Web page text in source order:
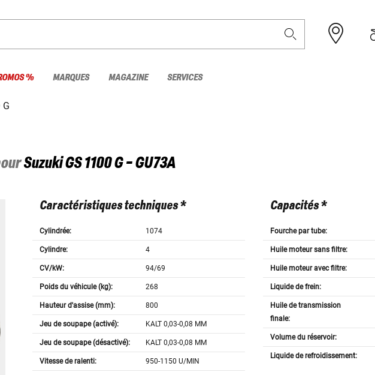
% MARQUES MAGAZINE SERVICES
G
SuzukiGS 1100 G - GU73A
Caractéristiques techniques *
Cylindrée: 1074
Cylindre: 4
CV/kW: 94/69
Poids du véhicule (kg): 268
Hauteur d'assise (mm): 800
Jeu de soupape (activé): KALT 0,03-0,08 MM
Jeu de soupape (désactivé): KALT 0,03-0,08 MM
Vitesse de ralenti: 950-1150 U/MIN
Capacités *
Fourche par tube:
Huile moteur sans filtre:
Huile moteur avec filtre:
Liquide de frein:
Huile de transmission
finale:
Volume du réservoir:
Liquide de refroidissement: